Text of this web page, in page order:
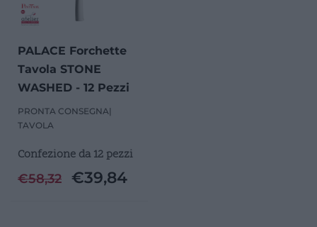
PALACE Forchette
Tavola STONE
WASHED - 12 Pezzi
PRONTA CONSEGNA|
TAVOLA
Confezione da 12 pezzi
€58,32 €39,84